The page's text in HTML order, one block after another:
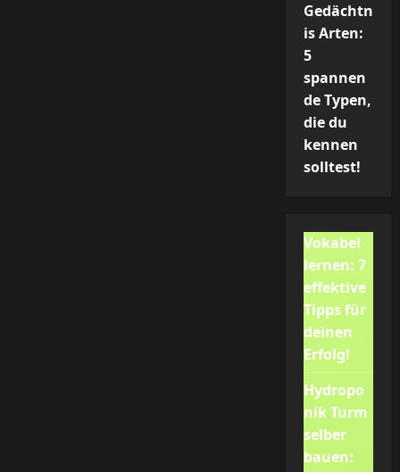
Gedächtn
is Arten:
5
spannen
de Typen,
die du
kennen
solltest!
Vokabel
lernen: 7
effektive
Tipps für
deinen
Erfolg!
Hydropo
nik Turm
selber
bauen: